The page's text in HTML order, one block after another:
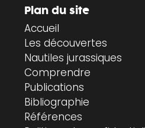
Plan du site
Accueil
Les découvertes
Nautiles jurassiques
Comprendre
Publications
Bibliographie
Références